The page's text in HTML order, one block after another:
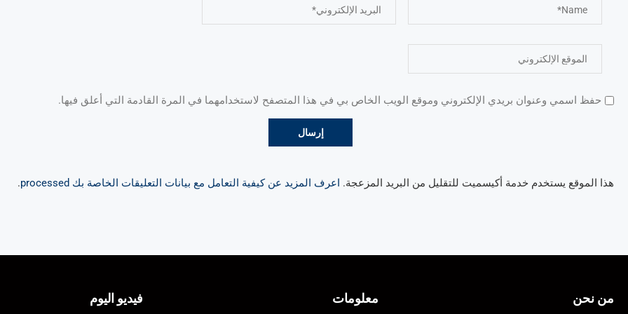
حفظ اسمي وعنوان بريدي الإلكتروني وموقع الويب الخاص بي في هذا المتصفح لاستخدامهما في المرة القادمة التي أعلق فيها.
هذا الموقع يستخدم خدمة أكيسميت للتقليل من البريد المزعجة. اعرف المزيد عن كيفية التعامل مع بيانات التعليقات الخاصة بك processed .
من نحن معلومات فيديو اليوم